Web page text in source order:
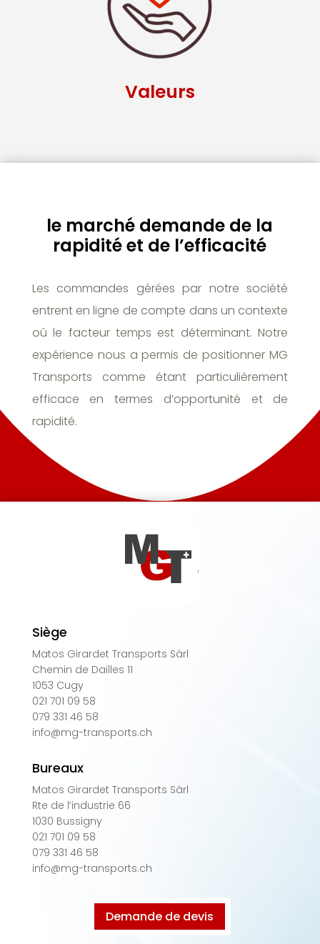
Valeurs
le marché demande de la
rapidité et de l’efficacité
Les commandes gérées par notre société
entrent en ligne de compte dans un contexte
où le facteur temps est déterminant. Notre
expérience nous a permis de positionner MG
Transports comme étant particulièrement
efficace en termes d’opportunité et de
rapidité.
Siège
Matos Girardet Transports Sàrl
Chemin de Dailles 11
1053 Cugy
021 701 09 58
079 331 46 58
info@mg-transports.ch
Bureaux
Matos Girardet Transports Sàrl
Rte de l’industrie 66
1030 Bussigny
021 701 09 58
079 331 46 58
info@mg-transports.ch
Demande de devis